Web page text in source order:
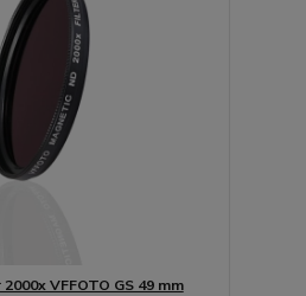
VFFOTO GS 49 mm